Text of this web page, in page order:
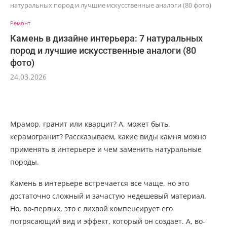
натуральных пород и лучшие искусственные аналоги (80 фото)
Ремонт
Камень в дизайне интерьера: 7 натуральных
пород и лучшие искусственные аналоги (80
фото)
24.03.2026
Мрамор, гранит или кварцит? А, может быть,
керамогранит? Рассказываем, какие виды камня можно
применять в интерьере и чем заменить натуральные
породы.
Камень в интерьере встречается все чаще, но это
достаточно сложный и зачастую недешевый материал.
Но, во-первых, это с лихвой компенсирует его
потрясающий вид и эффект, который он создает. А, во-